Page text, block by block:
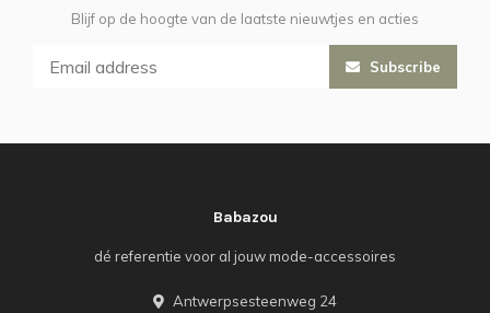
Blijf op de hoogte van de laatste nieuwtjes en acties
Subscribe
Babazou
dé referentie voor al jouw mode-accessoires
Antwerpsesteenweg 24